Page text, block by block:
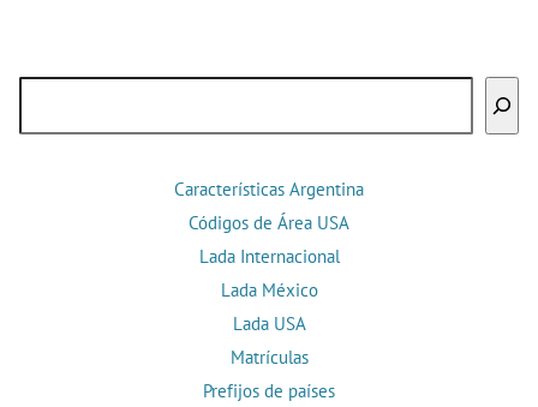
Características Argentina
Códigos de Área USA
Lada Internacional
Lada México
Lada USA
Matrículas
Prefijos de países